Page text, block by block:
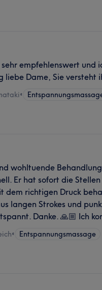
empfehlenswert und
liebe Dame, Sie versteht
•
wohltuende
Er hat sofort die
dem richtigen Druck
langen Strokes und
Danke. 🙏🏼 Ich
• Entspannungsmassage